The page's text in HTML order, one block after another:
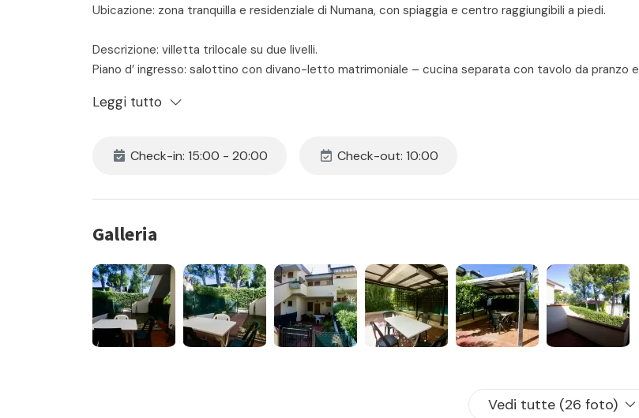
Ubicazione: zona tranquilla e residenziale di Numana, con spiaggia e centro raggiungibili a piedi.
Descrizione: villetta trilocale su due livelli.
Piano d’ ingresso: salottino con divano-letto matrimoniale – cucina separata con tavolo da pranzo e
sedie e sdraio.
balcone.
- locazione
- assistenza in loco 24h
- pulizia iniziale e finale
- la fornitura di biancheria da camera e da bagno per tutti i posti letto presenti in casa
Leggi tutto
Check-in: 15:00 - 20:00 Check-out: 10:00
Galleria
Vedi tutte (26 foto)